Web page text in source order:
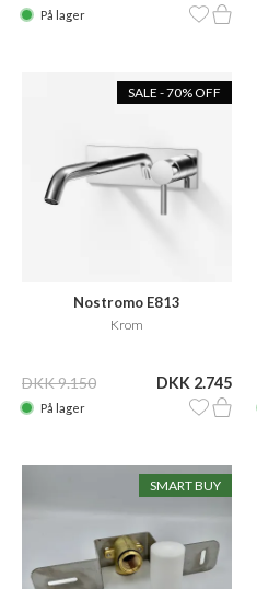
På lager
SALE - 70% OFF
Nostromo E813
Krom
DKK 9.150 DKK 2.745
På lager
SMART BUY